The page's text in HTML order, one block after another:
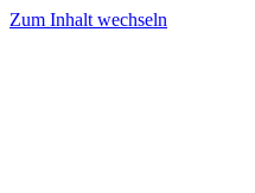
Zum Inhalt wechseln